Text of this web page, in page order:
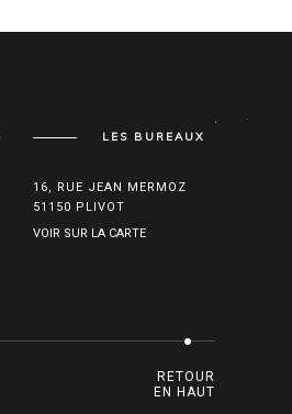
LES BUREAUX
16, RUE JEAN MERMOZ
51150 PLIVOT
VOIR SUR LA CARTE
RETOUR
EN HAUT